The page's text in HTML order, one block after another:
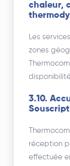
chaleur,
Les
zones
3.10.
réception
effectuée